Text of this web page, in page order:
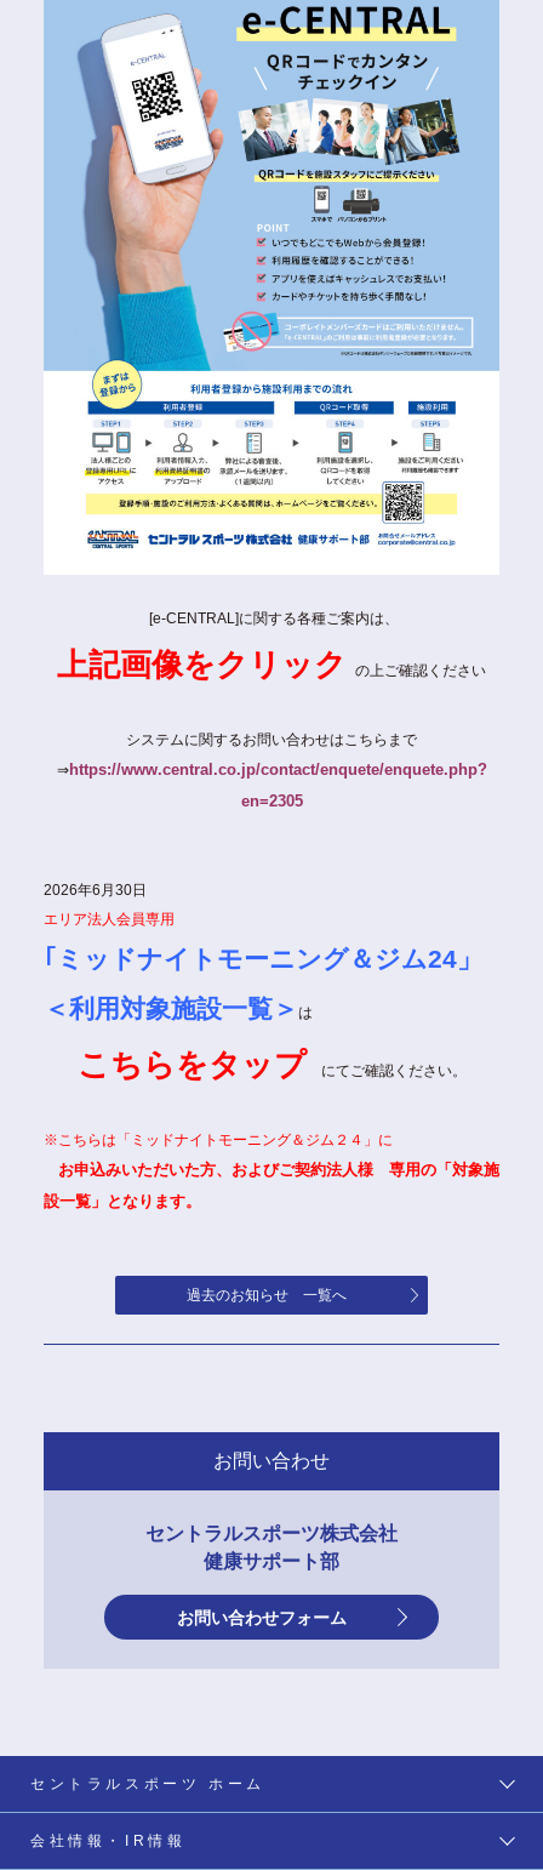
[e-CENTRAL]に関する各種ご案内は、
上記画像をクリック の上ご確認ください
システムに関するお問い合わせはこちらまで
⇒https://www.central.co.jp/contact/enquete/enquete.php?
en=2305
2026年6月30日
エリア法人会員専用
｢ミッドナイトモーニング＆ジム24」
＜利用対象施設一覧＞ は
こちらをタップ にてご確認ください。
※こちらは「ミッドナイトモーニング＆ジム２４」に
お申込みいただいた方、およびご契約法人様 専用の「対象施
設一覧」となります。
過去のお知らせ 一覧へ
お問い合わせ
セントラルスポーツ株式会社
健康サポート部
お問い合わせフォーム
セントラルスポーツ ホーム
会社情報・IR情報